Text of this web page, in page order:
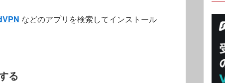
などのアプリを検索してインストール
る